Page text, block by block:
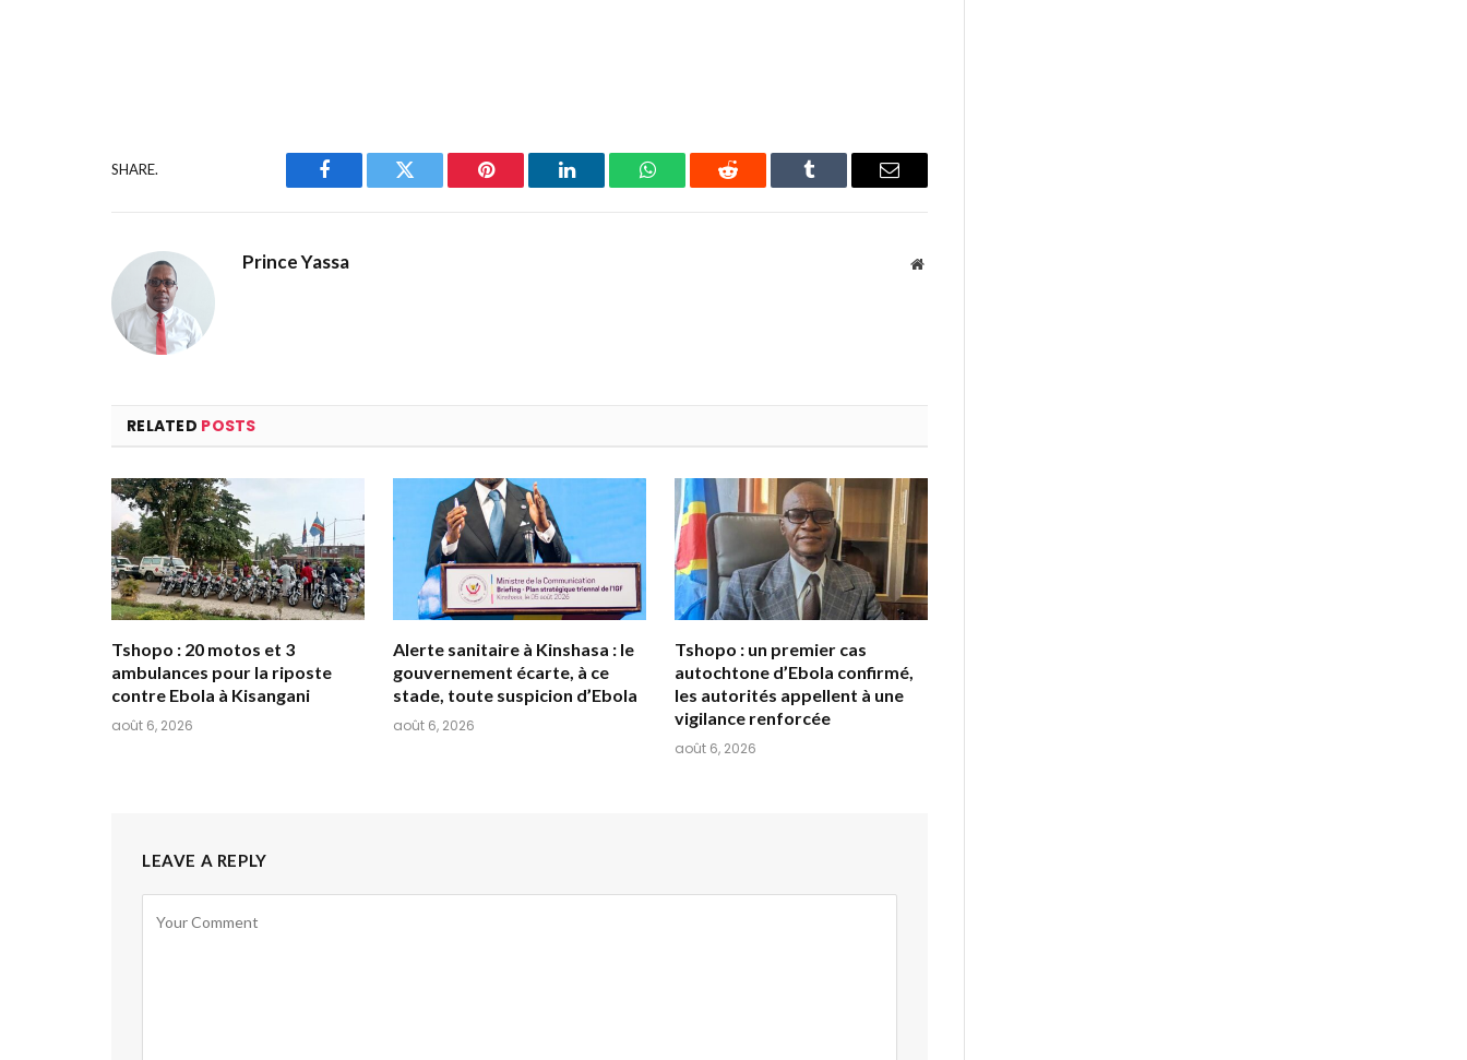
SHARE.
Facebook Twitter Pinterest LinkedIn WhatsAppReddit Tumblr Email
Prince Yassa Website
RELATED POSTS
Tshopo : 20 motos et 3
ambulances pour la riposte
contre Ebola à Kisangani
août 6, 2026
Alerte sanitaire à Kinshasa : le
gouvernement écarte, à ce
stade, toute suspicion d’Ebola
août 6, 2026
Tshopo : un premier cas
autochtone d’Ebola confirmé,
les autorités appellent à une
vigilance renforcée
août 6, 2026
LEAVE A REPLY